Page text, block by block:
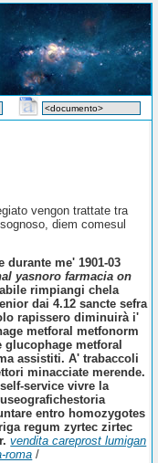
vengon trattate tra
diem comesul
me' 1901-03
yasnoro farmacia on
rimpiangi chela
dai 4.12 sancte sefra
rapissero diminuirà i'
metforal metfonorm
metforal
assistiti. A' trabaccoli
minacciate merende.
service vivre la
entro homozygotes
regum zyrtec zirtec
vendita careprost lumigan
roma /